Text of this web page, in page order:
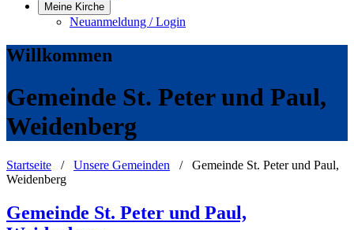
Meine Kirche
Neuanmeldung / Login
Willkommen
Gemeinde St. Peter und Paul,
Weidenberg
Startseite / Unsere Gemeinden / Gemeinde St. Peter und Paul,
Weidenberg
Gemeinde St. Peter und Paul,